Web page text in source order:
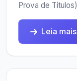
Prova de
Leia mais